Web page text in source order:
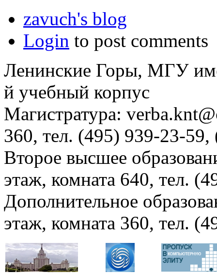
zavuch's blog
Login to post comments
Ленинские Горы, МГУ
й учебный корпус
Магистратура:
360, тел. (495) 939-23-
Второе высшее
этаж, комната 640, тел.
Дополнительное
этаж, комната 360, тел.